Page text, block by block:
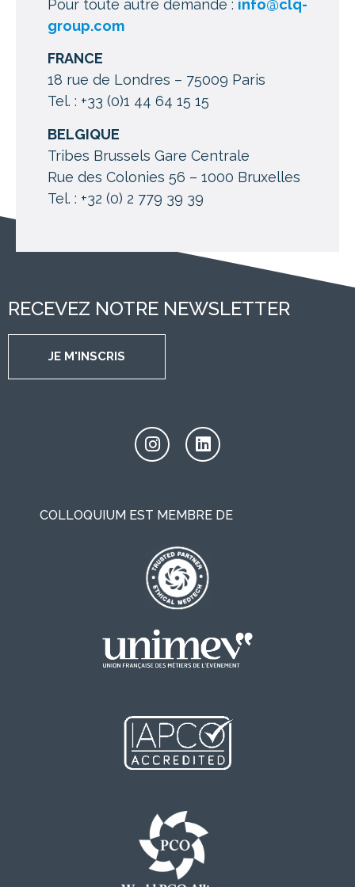
Pour toute autre demande : info@clq-
group.com
FRANCE
18 rue de Londres – 75009 Paris
Tel. : +33 (0)1 44 64 15 15
BELGIQUE
Tribes Brussels Gare Centrale
Rue des Colonies 56 – 1000 Bruxelles
Tel. : +32 (0) 2 779 39 39
RECEVEZ NOTRE NEWSLETTER
JE M'INSCRIS
COLLOQUIUM EST MEMBRE DE